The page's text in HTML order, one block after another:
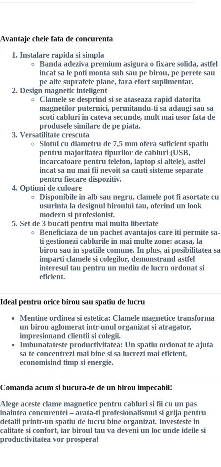
3)–
negru
Avantaje cheie fata de concurenta
Instalare rapida si simpla
Banda adeziva premium asigura o fixare solida, astfel
incat sa le poti monta sub sau pe birou, pe perete sau
pe alte suprafete plane, fara efort suplimentar.
Design magnetic inteligent
Clamele se desprind si se ataseaza rapid datorita
magnetilor puternici, permitandu-ti sa adaugi sau sa
scoti cabluri in cateva secunde, mult mai usor fata de
produsele similare de pe piata.
Versatilitate crescuta
Slotul cu diametru de 7,5 mm ofera suficient spatiu
pentru majoritatea tipurilor de cabluri (USB,
incarcatoare pentru telefon, laptop si altele), astfel
incat sa nu mai fii nevoit sa cauti sisteme separate
pentru fiecare dispozitiv.
Optiuni de culoare
Disponibile in alb sau negru, clamele pot fi asortate cu
usurinta la designul biroului tau, oferind un look
modern si profesionist.
Set de 3 bucati pentru mai multa libertate
Beneficiaza de un pachet avantajos care iti permite sa-
ti gestionezi cablurile in mai multe zone: acasa, la
birou sau in spatiile comune. In plus, ai posibilitatea sa
imparti clamele si colegilor, demonstrand astfel
interesul tau pentru un mediu de lucru ordonat si
eficient.
Ideal pentru orice birou sau spatiu de lucru
Mentine ordinea si estetica: Clamele magnetice transforma
un birou aglomerat intr-unul organizat si atragator,
impresionand clientii si colegii.
Imbunatateste productivitatea: Un spatiu ordonat te ajuta
sa te concentrezi mai bine si sa lucrezi mai eficient,
economisind timp si energie.
Comanda acum si bucura-te de un birou impecabil!
Alege aceste clame magnetice pentru cabluri si fii cu un pas
inaintea concurentei – arata-ti profesionalismul si grija pentru
detalii printr-un spatiu de lucru bine organizat. Investeste in
calitate si confort, iar biroul tau va deveni un loc unde ideile si
productivitatea vor prospera!